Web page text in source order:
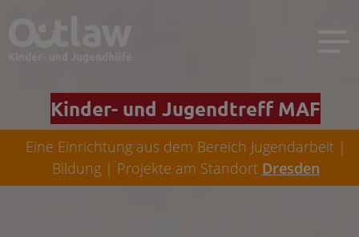
Kinder- und Jugendtreff MAF
Eine Einrichtung aus dem Bereich Jugendarbeit |
Bildung | Projekte am Standort Dresden